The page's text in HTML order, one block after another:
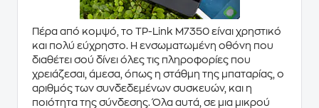
Πέρα από κομψό, το TP-Link M7350 είναι χρηστικό
και πολύ εύχρηστο. Η ενσωματωμένη οθόνη που
διαθέτει σού δίνει όλες τις πληροφορίες που
χρειάζεσαι, άμεσα, όπως η στάθμη της μπαταρίας, ο
αριθμός των συνδεδεμένων συσκευών, και η
ποιότητα της σύνδεσης. Όλα αυτά, σε μια μικρού